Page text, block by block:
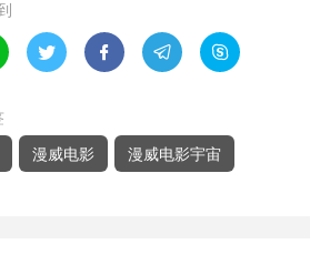
   
漫威电影 漫威电影宇宙